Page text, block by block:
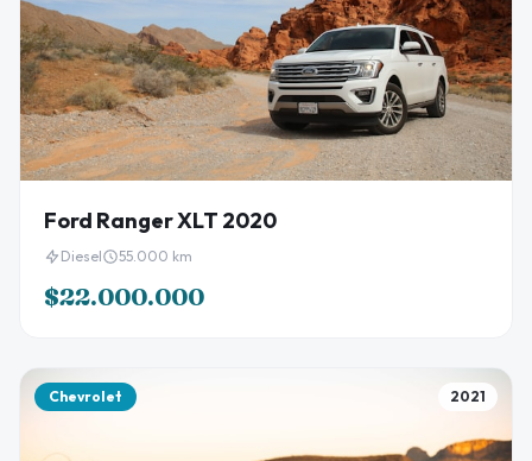
Ford Ranger XLT 2020
Diesel 55.000 km
$22.000.000
Chevrolet 2021